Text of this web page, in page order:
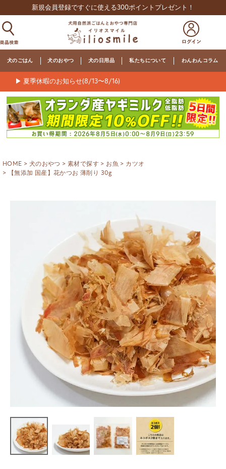
新規会員登録ですぐに使える300ポイントプレゼント！
犬のごはん 犬のおやつ 犬の日用品 私たちについて わんわんコラム
▶ 夏季休暇のお知らせ(8/13〜8/16)
HOME 犬のおやつ 素材で探す お魚
カツオ
【無添加 国産】花かつお 薄削り 30g